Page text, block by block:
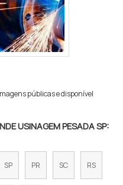
públicas e disponível
USINAGEM PESADA SP:
SP PR SC RS